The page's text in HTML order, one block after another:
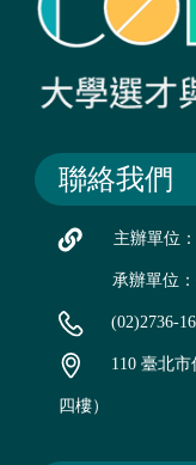
聯絡我們
主辦單位
承辦單位
(02)2736-
110 臺北
四樓）